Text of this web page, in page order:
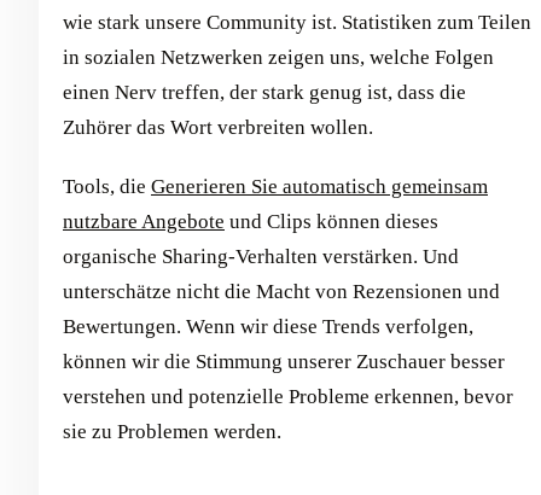
wie stark unsere Community ist. Statistiken zum Teilen
in sozialen Netzwerken zeigen uns, welche Folgen
einen Nerv treffen, der stark genug ist, dass die
Zuhörer das Wort verbreiten wollen.
Tools, die Generieren Sie automatisch gemeinsam
nutzbare Angebote und Clips können dieses
organische Sharing-Verhalten verstärken. Und
unterschätze nicht die Macht von Rezensionen und
Bewertungen. Wenn wir diese Trends verfolgen,
können wir die Stimmung unserer Zuschauer besser
verstehen und potenzielle Probleme erkennen, bevor
sie zu Problemen werden.